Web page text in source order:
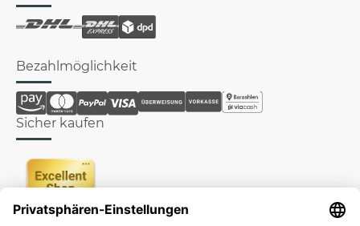
Bezahlmöglichkeit
Sicher kaufen